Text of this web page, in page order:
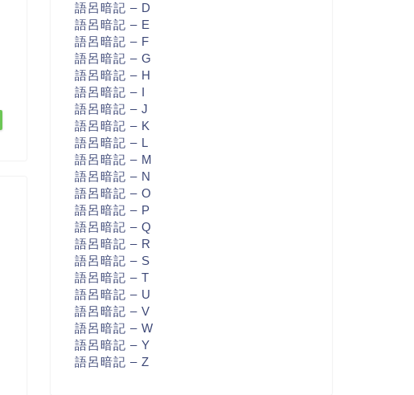
語呂暗記 – D
語呂暗記 – E
語呂暗記 – F
語呂暗記 – G
語呂暗記 – H
語呂暗記 – I
語呂暗記 – J
語呂暗記 – K
語呂暗記 – L
語呂暗記 – M
語呂暗記 – N
語呂暗記 – O
語呂暗記 – P
語呂暗記 – Q
語呂暗記 – R
語呂暗記 – S
語呂暗記 – T
語呂暗記 – U
語呂暗記 – V
語呂暗記 – W
語呂暗記 – Y
語呂暗記 – Z